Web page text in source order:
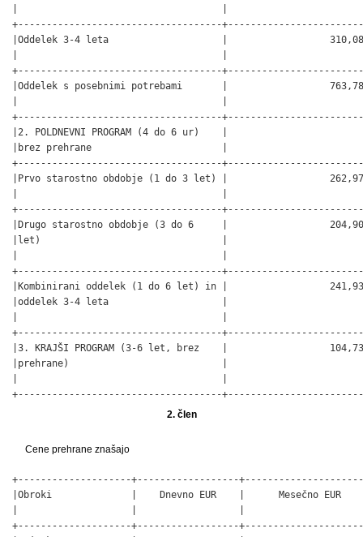
+------------------------------------+------------------------
|Oddelek 3-4 leta                    |
+------------------------------------+------------------------
|Oddelek s posebnimi potrebami       |
+------------------------------------+------------------------
|2. POLDNEVNI PROGRAM (4 do 6 ur)    |
|brez prehrane                       |
+------------------------------------+------------------------
|Prvo starostno obdobje (1 do 3 let) |
+------------------------------------+------------------------
|Drugo starostno obdobje (3 do 6     |
|let)                                |
+------------------------------------+------------------------
|Kombinirani oddelek (1 do 6 let) in |
|oddelek 3-4 leta                    |
+------------------------------------+------------------------
|3. KRAJŠI PROGRAM (3-6 let, brez    |
|prehrane)                           |
+------------------------------------+------------------------
2. člen
Cene prehrane znašajo
+--------------------+------------------
|Obroki              |    Dnevno EUR    |      Mesečno EUR
+--------------------+------------------